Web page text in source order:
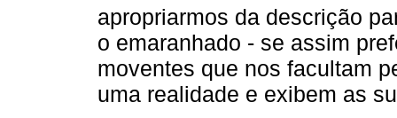
apropriarmos da descrição
o emaranhado - se assim
moventes que nos facultam
uma realidade e exibem as